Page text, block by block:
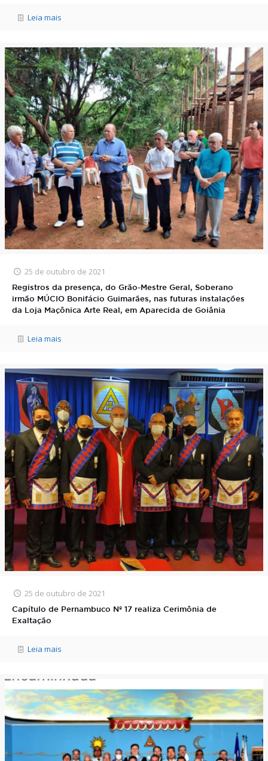
Leia mais
25 de outubro de 2021
Registros da presença, do Grão-Mestre Geral, Soberano
irmão MÚCIO Bonifácio Guimarães, nas futuras instalações
da Loja Maçônica Arte Real, em Aparecida de Goiânia
Leia mais
25 de outubro de 2021
Capítulo de Pernambuco Nº 17 realiza Cerimônia de
Exaltação
Leia mais